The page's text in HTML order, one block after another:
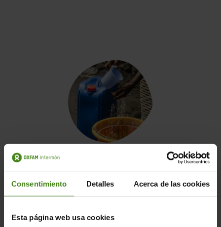
Consentimiento Detalles Acerca de las cookies
Esta página web usa cookies
Garantim bidons per
transportar i
preservar l’aigua